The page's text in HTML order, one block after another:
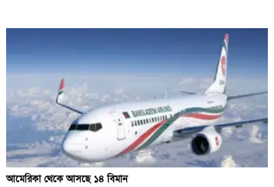
আমেরিকা থেকে আসছে ১৪ বিমান